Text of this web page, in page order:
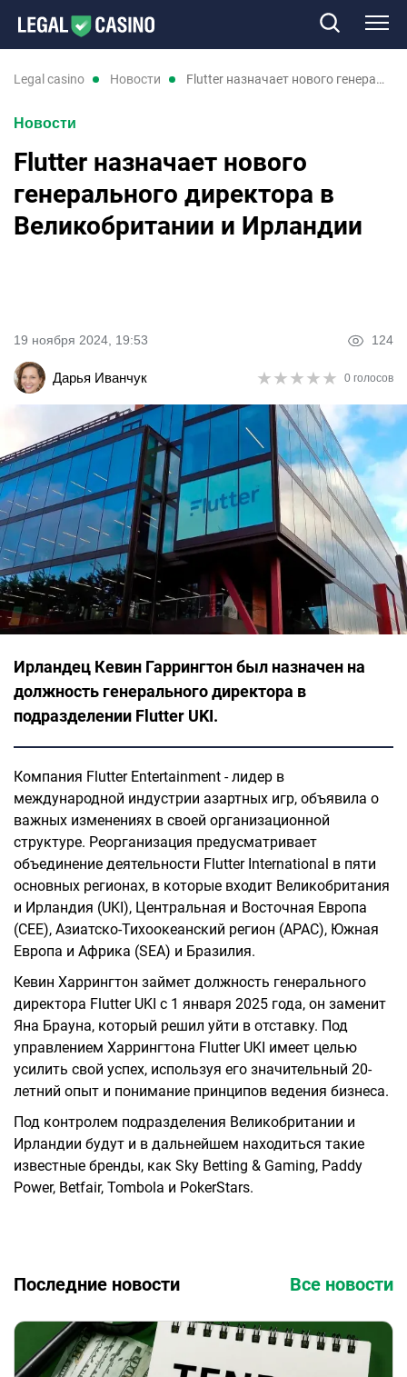
Казино
Отзывы
legal casino новости Flutter назначает нового генерального директора в Великобритании и Ирландии
Новости
Flutter назначает нового
генерального директора в
Великобритании и Ирландии
19 ноября 2024, 19:53 124
Дарья Иванчук ★★★★★
★★★★★ 0 голосов
Ирландец Кевин Гаррингтон был назначен на
должность генерального директора в
подразделении Flutter UKI.
Компания Flutter Entertainment - лидер в
международной индустрии азартных игр, объявила о
важных изменениях в своей организационной
структуре. Реорганизация предусматривает
объединение деятельности Flutter International в пяти
основных регионах, в которые входит Великобритания
и Ирландия (UKI), Центральная и Восточная Европа
(CEE), Азиатско-Тихоокеанский регион (APAC), Южная
Европа и Африка (SEA) и Бразилия.
Кевин Харрингтон займет должность генерального
директора Flutter UKI с 1 января 2025 года, он заменит
Яна Брауна, который решил уйти в отставку. Под
управлением Харрингтона Flutter UKI имеет целью
усилить свой успех, используя его значительный 20-
летний опыт и понимание принципов ведения бизнеса.
Под контролем подразделения Великобритании и
Ирландии будут и в дальнейшем находиться такие
известные бренды, как Sky Betting & Gaming, Paddy
Power, Betfair, Tombola и PokerStars.
Последние новости Все новости